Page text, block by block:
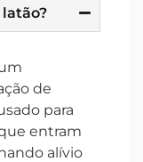
de
para
entram
alívio